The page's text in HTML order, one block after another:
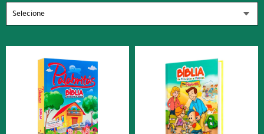
Selecione